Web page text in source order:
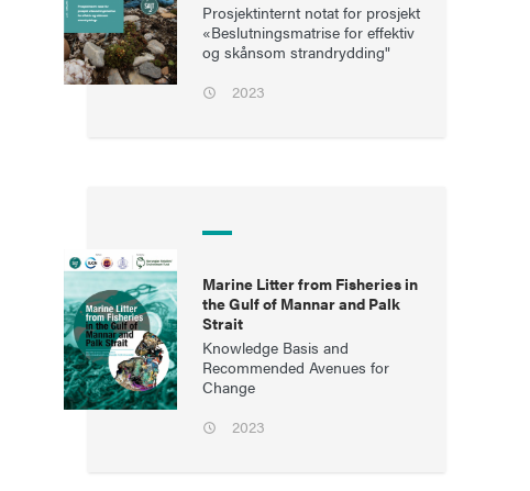
Prosjektinternt notat for prosjekt
«Beslutningsmatrise for effektiv
og skånsom strandrydding"
2023
Marine Litter from Fisheries in
the Gulf of Mannar and Palk
Strait
Knowledge Basis and
Recommended Avenues for
Change
2023